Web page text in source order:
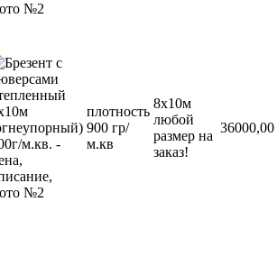
плотность
900 гр/
м.кв
8х10м
любой
размер на
заказ!
36000,00